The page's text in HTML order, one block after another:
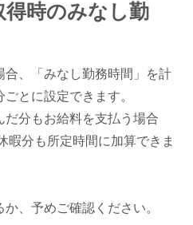
得時のみなし勤
合、「みなし勤務時間」を計
とに設定できます。
分もお給料を支払う場合
暇分も所定時間に加算できま
、予めご確認ください。